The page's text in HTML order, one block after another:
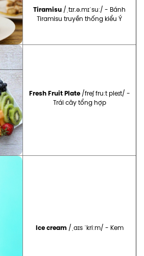
Tiramisu /ˌtɪr.ə.mɪˈsuː/ - Bánh
Tiramisu truyền thống kiểu Ý
Fresh Fruit Plate/freʃ fruːt pleɪt/ -
Trái cây tổng hợp
Ice cream /ˌaɪs ˈkriːm/ - Kem